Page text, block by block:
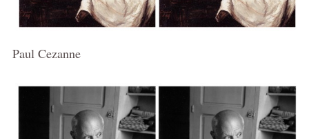
Paul Cezanne